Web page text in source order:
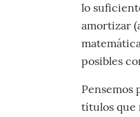
lo
amortizar
posibles
Pensemos
títulos que